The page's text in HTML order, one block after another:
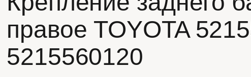
правое TOYOTA
5215560120